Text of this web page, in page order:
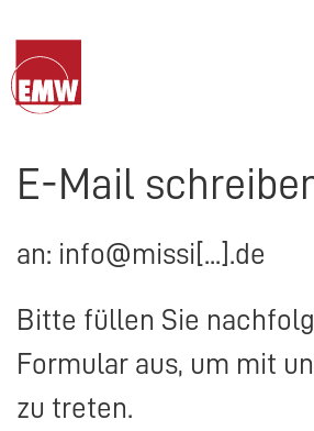
E-Mail
an: info@missi[...].de
Bitte füllen Sie
Formular aus, um mit
zu treten.